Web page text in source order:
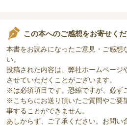
この本へのご感想をお寄せく
本書をお読みになったご意見・ご感想
い。
投稿された内容は、弊社ホームページ
させていただくことがございます。
※は必須項目です。恐縮ですが、必ず
※こちらにお送り頂いたご質問やご要
事することができません。
あしからず、ご了承ください。お問い